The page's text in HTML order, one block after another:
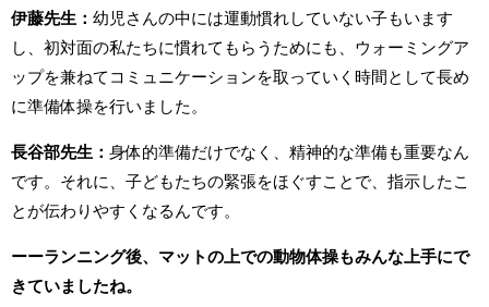
伊藤先生： 幼児さんの中には運動慣れしていない子もいます
し、初対面の私たちに慣れてもらうためにも、ウォーミングア
ップを兼ねてコミュニケーションを取っていく時間として長め
に準備体操を行いました。
⻑谷部先生： 身体的準備だけでなく、精神的な準備も重要なん
です。それに、子どもたちの緊張をほぐすことで、指示したこ
とが伝わりやすくなるんです。
ーーランニング後、マットの上での動物体操もみんな上手にで
きていましたね。